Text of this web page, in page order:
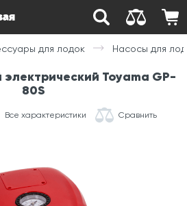
для лодок Насосы для
Toyama GP-
80S
Все характеристики Сравнить